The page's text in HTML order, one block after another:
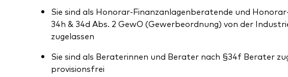
Sie sind als Honorar-Finanzanlagenberatende und
34h & 34d Abs. 2 GewO (Gewerbeordnung) von der
zugelassen
Sie sind als Beraterinnen und Berater nach §34f Berater
provisionsfrei